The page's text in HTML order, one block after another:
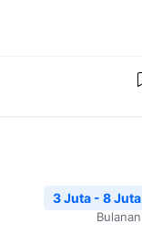
3 Juta - 8 Juta
Bulanan